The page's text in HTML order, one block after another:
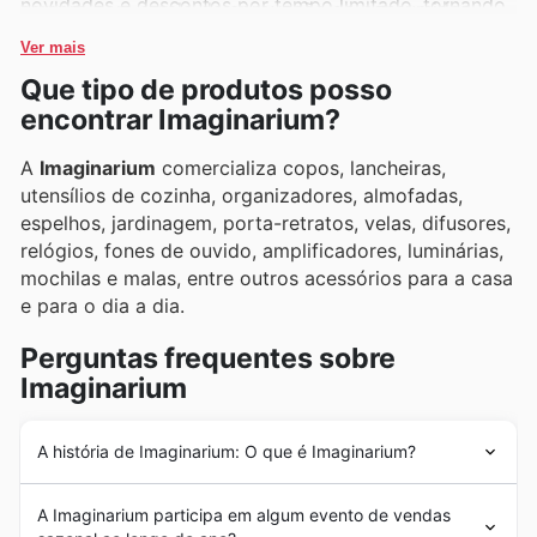
sempre com o selo de aprovação do consumidor
brasileiro.
econômica.
Ver mais
Que tipo de produtos posso
encontrar Imaginarium?
A Imaginarium comercializa copos, lancheiras,
utensílios de cozinha, organizadores, almofadas,
espelhos, jardinagem, porta-retratos, velas, difusores,
relógios, fones de ouvido, amplificadores, luminárias,
mochilas e malas, entre outros acessórios para a casa
e para o dia a dia.
Perguntas frequentes sobre
Imaginarium
A história de Imaginarium: O que é Imaginarium?
o objetivo de oferecer produtos em madeira, com o
A Imaginarium participa em algum evento de vendas